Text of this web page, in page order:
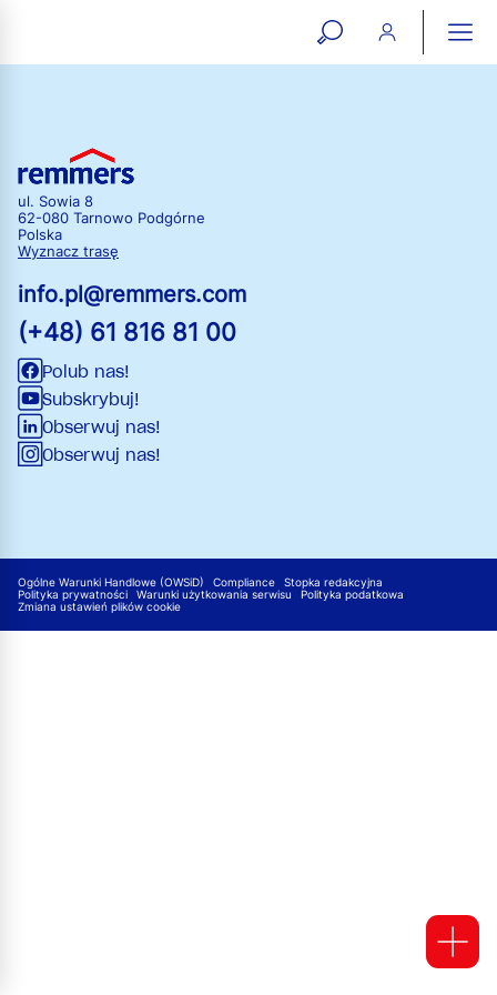
open
ul. Sowia 8
62-080 Tarnowo Podgórne
Polska
Wyznacz trasę
info.pl@remmers.com
(+48) 61 816 81 00
Polub nas!
Subskrybuj!
Obserwuj nas!
Obserwuj nas!
Ogólne Warunki Handlowe (OWSiD) Compliance
Stopka redakcyjna
Polityka prywatności
Warunki użytkowania serwisu
Polityka podatkowa
Zmiana ustawień plików cookie